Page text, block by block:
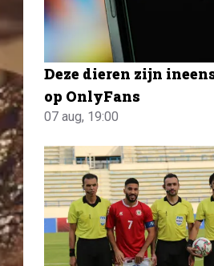
Deze dieren zijn
op OnlyFans
07 aug, 19:00